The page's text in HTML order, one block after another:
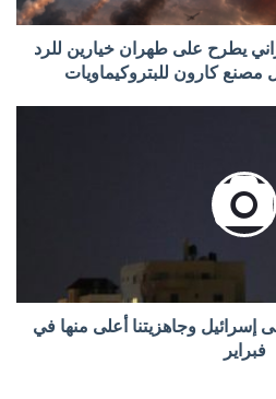
يطرح على طهران خيارين للرد
مصنع كارون للبتروكيماويات
وجاهزيتنا أعلى منها في
فبراير